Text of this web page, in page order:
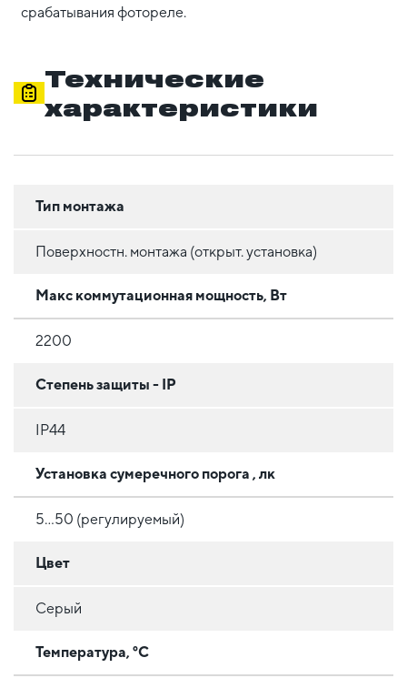
срабатывания фотореле.
Технические
характеристики
Тип монтажа
Поверхностн. монтажа (открыт. установка)
Макс коммутационная мощность, Вт
2200
Степень защиты - IP
IP44
Установка сумеречного порога , лк
5...50 (регулируемый)
Цвет
Серый
Температура, °C